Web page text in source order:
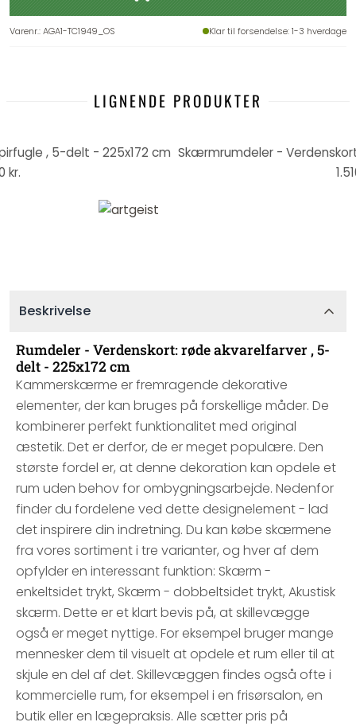
Varenr.:AGA1-TC1949_OS Klar til forsendelse: 1-3 hverdage
LIGNENDE PRODUKTER
, 5-delt - 225x172 cm
kr.
Beskrivelse
Rumdeler - Verdenskort: røde akvarelfarver , 5-
delt - 225x172 cm
Kammerskærme er fremragende dekorative
elementer, der kan bruges på forskellige måder. De
kombinerer perfekt funktionalitet med original
æstetik. Det er derfor, de er meget populære. Den
største fordel er, at denne dekoration kan opdele et
rum uden behov for ombygningsarbejde. Nedenfor
finder du fordelene ved dette designelement - lad
det inspirere din indretning. Du kan købe skærmene
fra vores sortiment i tre varianter, og hver af dem
opfylder en interessant funktion: Skærm -
enkeltsidet trykt, Skærm - dobbeltsidet trykt, Akustisk
skærm. Dette er et klart bevis på, at skillevægge
også er meget nyttige. For eksempel bruger mange
mennesker dem til visuelt at opdele et rum eller til at
skjule en del af det. Skillevæggen findes også ofte i
kommercielle rum, for eksempel i en frisørsalon, en
butik eller en lægepraksis. Alle sætter pris på